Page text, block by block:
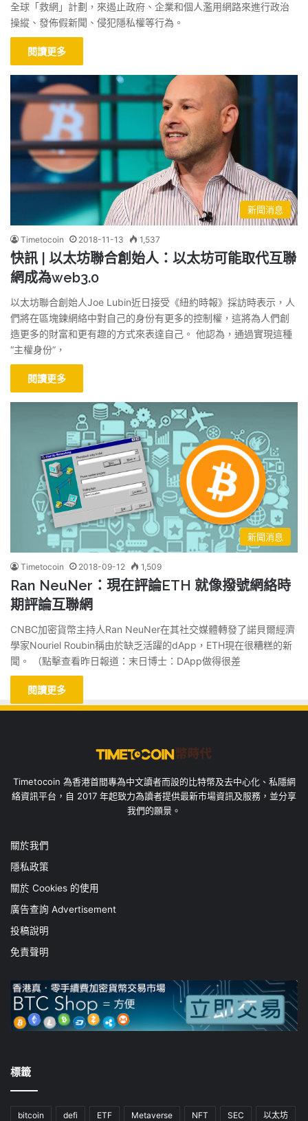
全球「救網」計劃，來遏止政府、企業和個人濫用網路來進行政治
操縱、發佈假新聞、侵犯隱私權等行為。
閱讀更多
新聞消息
Timetocoin 2018-11-13 1,537
快訊 | 以太坊聯合創始人：以太坊可能取代互聯
網成為web3.0
以太坊聯合創始人Joe Lubin近日接受《紐約時報》採訪時表示，人
們將在區塊鍊網絡中對自己的身份有更多的控制權，這將為人們創
造更多的財富和更有趣的方式來表達自己。 他認為，通過實現這種
“主權身份”，
閱讀更多
新聞消息
Timetocoin 2018-09-12 1,509
Ran NeuNer：現在評論ETH 就像撥號網絡時
期評論互聯網
CNBC加密貨幣主持人Ran NeuNer在其社交媒體轉發了諾貝爾經濟
學家Nouriel Roubin稱由於缺乏活躍的dApp，ETH現在很糟糕的新
聞。 （點擊查看昨日報道：末日博士：DApp做得很差
閱讀更多
Timetocoin 為香港首間專為中文讀者而設的比特幣及去中心化、私隱網
絡資訊平台，自 2017 年起致力為讀者提供最新市場資訊及服務，並分享
我們的願景。
關於我們
隱私政策
關於 Cookies 的使用
廣告查詢 Advertisement
投稿說明
免責聲明
標籤
bitcoin defi ETF Metaverse NFT SEC 以太坊